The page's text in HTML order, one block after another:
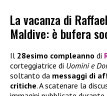
La vacanza di
Maldive: è bufera
Il 28esimo compleanno di
corteggiatrice di Uomini e
soltanto da messaggi di
critiche. A scatenare la